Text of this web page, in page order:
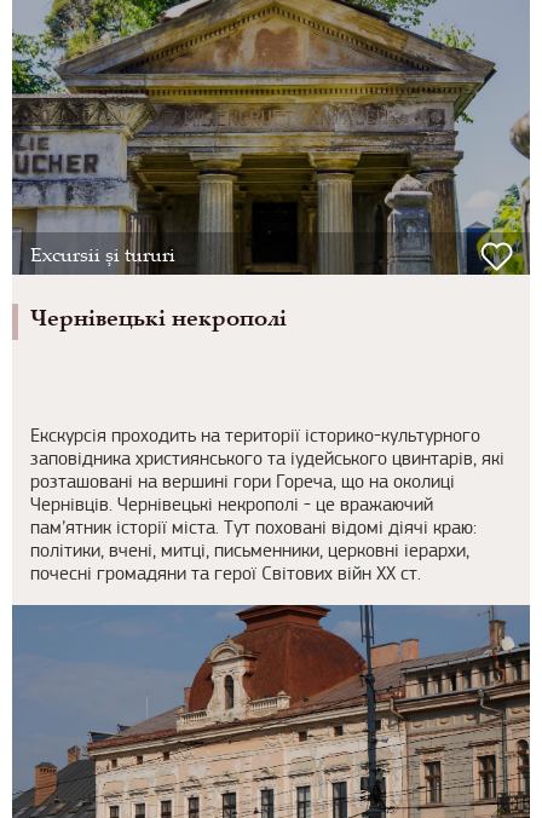
Excursii și tururi
Чернівецькі некрополі
Екскурсія проходить на території історико-культурного
заповідника християнського та іудейського цвинтарів, які
розташовані на вершині гори Гореча, що на околиці
Чернівців. Чернівецькі некрополі - це вражаючий
пам’ятник історії міста. Тут поховані відомі діячі краю:
політики, вчені, митці, письменники, церковні іерархи,
почесні громадяни та герої Світових війн ХХ ст.